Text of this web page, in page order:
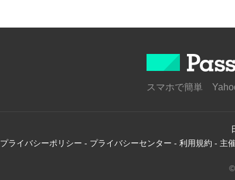
スマホで簡単
プライバシーポリシー - プライバシーセンター - 利用規約 - 主